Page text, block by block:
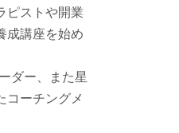
ピストや開業
成講座を始め
ダー、また星
コーチングメ